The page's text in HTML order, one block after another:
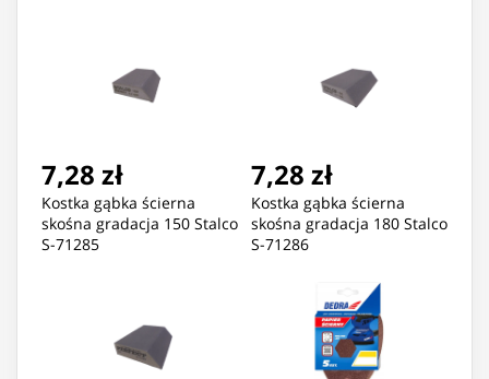
7,28 zł
Kostka gąbka ścierna
skośna gradacja 150 Stalco
S-71285
7,28 zł
Kostka gąbka ścierna
skośna gradacja 180 Stalco
S-71286